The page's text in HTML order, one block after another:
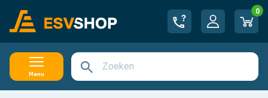
0
Menu